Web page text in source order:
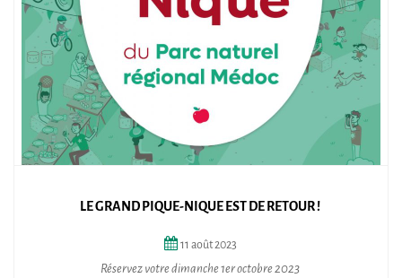
LE GRAND PIQUE-NIQUE EST DE RETOUR !
11 août2023
Réservez votre dimanche 1er octobre 2023